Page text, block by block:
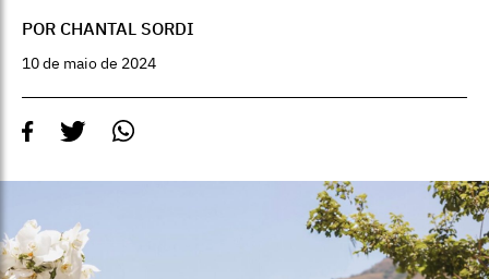
POR CHANTAL SORDI
10 de maio de 2024